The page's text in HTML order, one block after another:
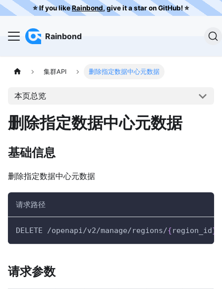
⭐️ If you likeRainbond, give it a star on GitHub! ⭐️
Rainbond
集群API 删除指定数据中心元数据
本页总览
删除指定数据中心元数据
基础信息
删除指定数据中心元数据
请求路径
DELETE /openapi/v2/manage/regions/{region_id}
请求参数